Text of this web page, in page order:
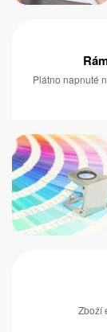
Plátno napnuté
Zboží